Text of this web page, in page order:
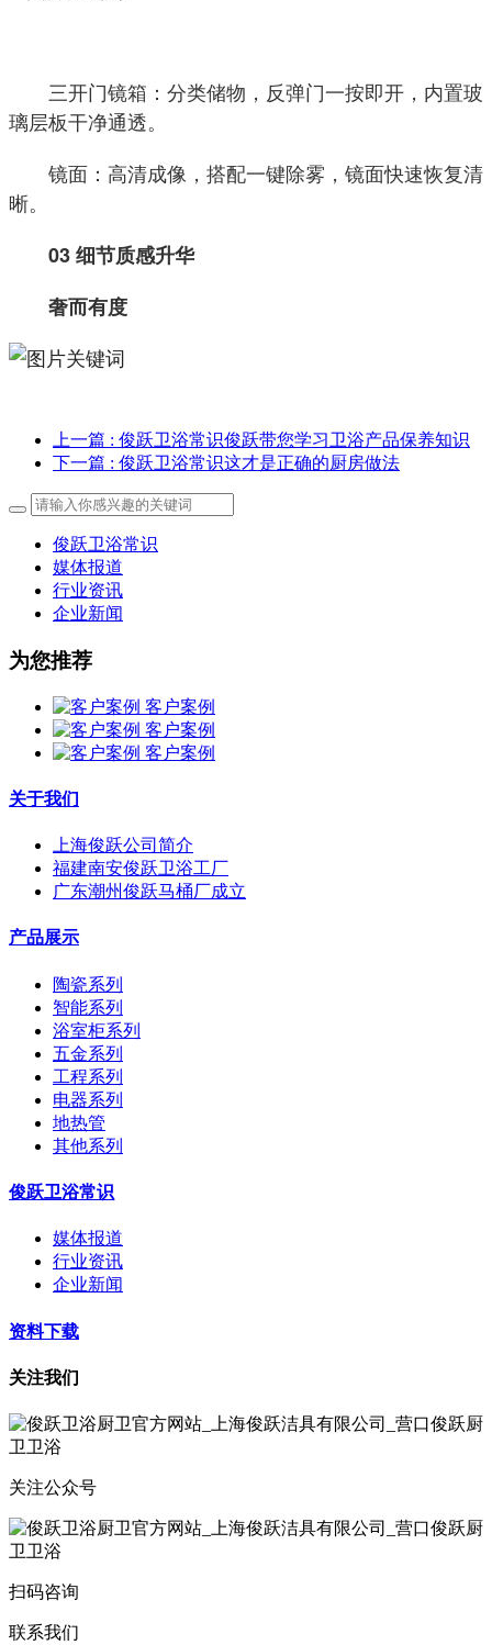
三开门镜箱：分类储物，反弹门一按即开，内置玻
璃层板干净通透。
镜面：高清成像，搭配一键除雾，镜面快速恢复清
晰。
03 细节质感升华
奢而有度
上一篇 : 俊跃卫浴常识俊跃带您学习卫浴产品保养知识
下一篇 : 俊跃卫浴常识这才是正确的厨房做法
俊跃卫浴常识
媒体报道
行业资讯
企业新闻
为您推荐
客户案例
客户案例
客户案例
关于我们
上海俊跃公司简介
福建南安俊跃卫浴工厂
广东潮州俊跃马桶厂成立
产品展示
陶瓷系列
智能系列
浴室柜系列
五金系列
工程系列
电器系列
地热管
其他系列
俊跃卫浴常识
媒体报道
行业资讯
企业新闻
资料下载
关注我们
关注公众号
扫码咨询
联系我们